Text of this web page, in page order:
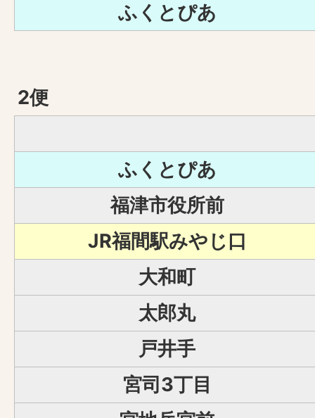
ふくとぴあ
2便
ふくとぴあ
福津市役所前
JR福間駅みやじ口
大和町
太郎丸
戸井手
宮司3丁目